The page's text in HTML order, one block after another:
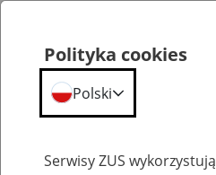
Polityka cookies
Polski
Serwisy ZUS